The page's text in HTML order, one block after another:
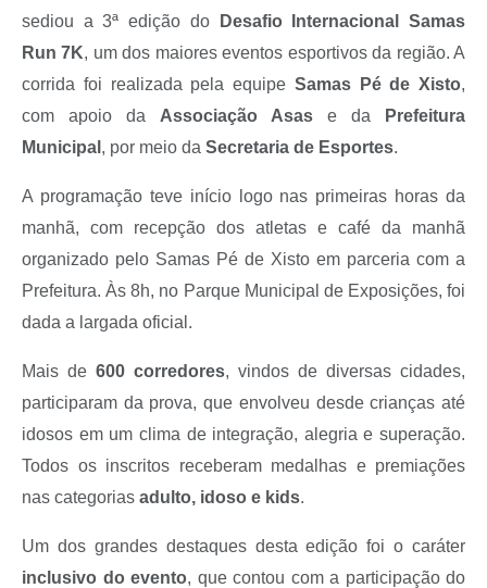
Iluminação Pública
Carta de Serviços
Galeria de Vídeos
Projetos
Legislação
Logo Prefeitura de São Mateus do Sul
Links
Agenda
SIC
Briefing de Ações, Divulgações e Eventos
Contato
sediou a 3ª edição do
Desafio Internacional Samas
Run 7K, um dos maiores eventos esportivos da região. A
corrida foi realizada pela equipe Samas Pé de Xisto,
com apoio da Associação Asas e da
Prefeitura
Municipal , por meio da Secretaria de Esportes.
A programação teve início logo nas primeiras horas da
manhã, com recepção dos atletas e café da manhã
organizado pelo Samas Pé de Xisto em parceria com a
Prefeitura. Às 8h, no Parque Municipal de Exposições, foi
dada a largada oficial.
Mais de 600 corredores, vindos de diversas cidades,
participaram da prova, que envolveu desde crianças até
idosos em um clima de integração, alegria e superação.
Todos os inscritos receberam medalhas e premiações
nas categorias adulto, idoso e kids.
Um dos grandes destaques desta edição foi o caráter
inclusivo do evento, que contou com a participação do